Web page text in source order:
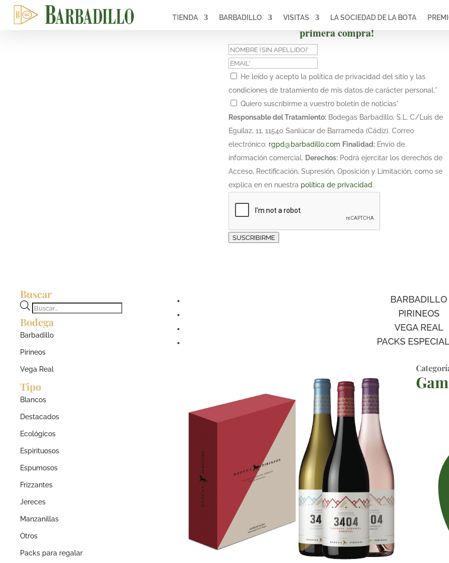
¡Suscríbete y obtén un 10% de descuento en tu
primera compra!
He leído y acepto la política de privacidad del sitio y las
condiciones de tratamiento de mis datos de carácter personal.*
Quiero suscribirme a vuestro boletín de noticias*
Responsable del Tratamiento: Bodegas Barbadillo, S.L. C/Luis de
Eguilaz, 11, 11540 Sanlúcar de Barrameda (Cádiz). Correo
electrónico: rgpd@barbadillo.com Finalidad: Envío de
información comercial. Derechos: Podrá ejercitar los derechos de
Acceso, Rectificación, Supresión, Oposición y Limitación, como se
explica en en nuestra política de privacidad.
SUSCRIBIRME
TIENDA BARBADILLO VISITAS LA SOCIEDAD DE LA BOTA
Buscar
Búsqueda
de
productos
Bodega
Barbadillo
Pirineos
Vega Real
Tipo
Blancos
Destacados
Ecológicos
Espirituosos
Espumosos
Frizzantes
Jereces
Manzanillas
Otros
Packs para regalar
BARBADILLO
PIRINEOS
VEGA REAL
PACKS